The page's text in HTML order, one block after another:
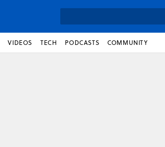
VIDEOS TECH PODCASTS COMMUNITY